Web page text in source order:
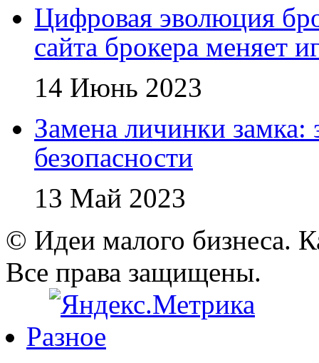
Цифровая эволюция
сайта брокера меняет
14 Июнь 2023
Замена личинки замка:
безопасности
13 Май 2023
© Идеи малого бизнеса.
Все права защищены.
Разное